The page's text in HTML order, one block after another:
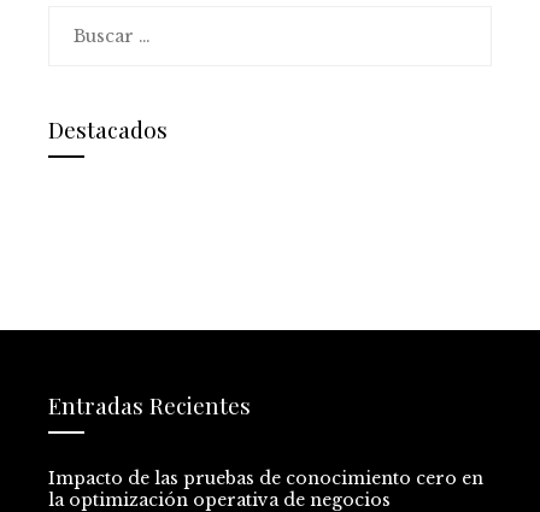
Destacados
Entradas Recientes
Impacto de las pruebas de conocimiento cero en
la optimización operativa de negocios